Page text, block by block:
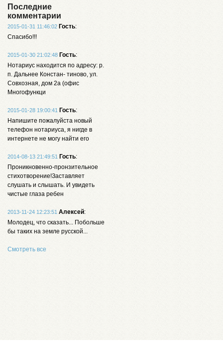
Последние
комментарии
2015-01-31 11:46:02 Гость:
Спасибо!!!
2015-01-30 21:02:48 Гость:
Нотариус находится по адресу: р.
п. Дальнее Констан- тиново, ул.
Совхозная, дом 2а (офис
Многофункци
2015-01-28 19:00:41 Гость:
Напишите пожалуйста новый
телефон нотариуса, я нигде в
интернете не могу найти его
2014-08-13 21:49:51 Гость:
Проникновенно-пронзительное
стихотворение!Заставляет
слушать и слышать. И увидеть
чистые глаза ребен
2013-11-24 12:23:51 Алексей:
Молодец, что сказать... Побольше
бы таких на земле русской...
Смотреть все